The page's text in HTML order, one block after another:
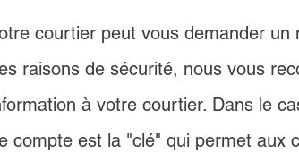
courtier peut vous demander
raisons de sécurité, nous vous
à votre courtier. Dans le
compte est la "clé" qui permet aux